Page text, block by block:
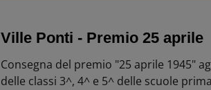
Ville Ponti - Premio 25 aprile
Consegna del premio "25 aprile 1945"
delle classi 3^, 4^ e 5^ delle scuole